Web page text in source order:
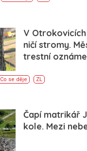
V
ničí stromy.
trestní
Co se děje ZL
Čapí matrikář
kole. Mezi